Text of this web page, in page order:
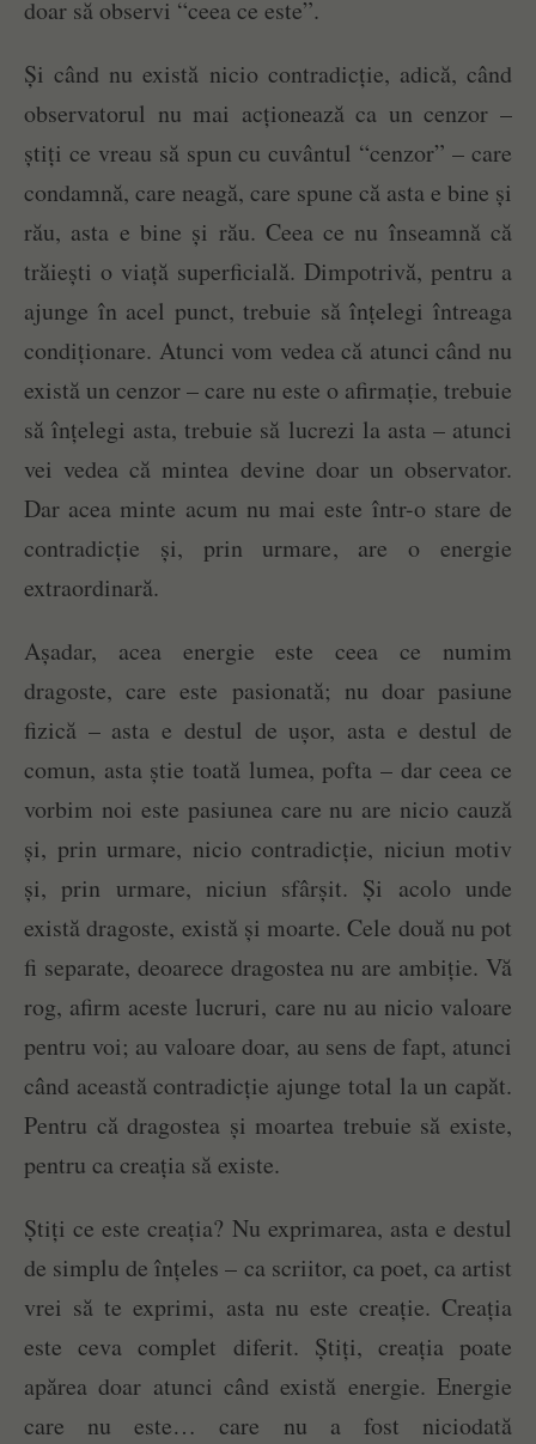
doar să observi “ceea ce este”.
Și când nu există nicio contradicție, adică, când
observatorul nu mai acționează ca un cenzor –
știți ce vreau să spun cu cuvântul “cenzor” – care
condamnă, care neagă, care spune că asta e bine și
rău, asta e bine și rău. Ceea ce nu înseamnă că
trăiești o viață superficială. Dimpotrivă, pentru a
ajunge în acel punct, trebuie să înțelegi întreaga
condiționare. Atunci vom vedea că atunci când nu
există un cenzor – care nu este o afirmație, trebuie
să înțelegi asta, trebuie să lucrezi la asta – atunci
vei vedea că mintea devine doar un observator.
Dar acea minte acum nu mai este într-o stare de
contradicție și, prin urmare, are o energie
extraordinară.
Așadar, acea energie este ceea ce numim
dragoste, care este pasionată; nu doar pasiune
fizică – asta e destul de ușor, asta e destul de
comun, asta știe toată lumea, pofta – dar ceea ce
vorbim noi este pasiunea care nu are nicio cauză
și, prin urmare, nicio contradicție, niciun motiv
și, prin urmare, niciun sfârșit. Și acolo unde
există dragoste, există și moarte. Cele două nu pot
fi separate, deoarece dragostea nu are ambiție. Vă
rog, afirm aceste lucruri, care nu au nicio valoare
pentru voi; au valoare doar, au sens de fapt, atunci
când această contradicție ajunge total la un capăt.
Pentru că dragostea și moartea trebuie să existe,
pentru ca creația să existe.
Știți ce este creația? Nu exprimarea, asta e destul
de simplu de înțeles – ca scriitor, ca poet, ca artist
vrei să te exprimi, asta nu este creație. Creația
este ceva complet diferit. Știți, creația poate
apărea doar atunci când există energie. Energie
care nu este… care nu a fost niciodată